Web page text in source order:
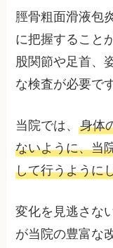
脛骨粗面滑液包
に把握すること
股関節や足首、
な検査が必要です
当院では、身体
ないように、当
して行うように
変化を見逃さな
が当院の豊富な